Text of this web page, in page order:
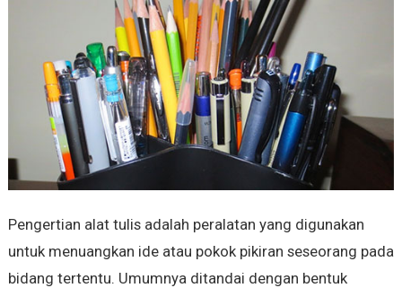
Pengertian alat tulis adalah peralatan yang digunakan
untuk menuangkan ide atau pokok pikiran seseorang pada
bidang tertentu. Umumnya ditandai dengan bentuk